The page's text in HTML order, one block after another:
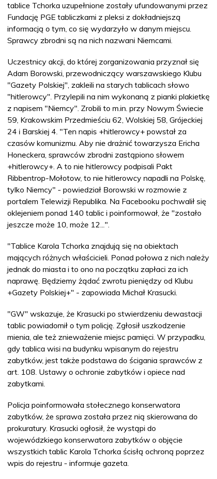
tablice Tchorka uzupełnione zostały ufundowanymi przez
Fundację PGE tabliczkami z pleksi z dokładniejszą
informacją o tym, co się wydarzyło w danym miejscu.
Sprawcy zbrodni są na nich nazwani Niemcami.
Uczestnicy akcji, do której zorganizowania przyznał się
Adam Borowski, przewodniczący warszawskiego Klubu
"Gazety Polskiej", zakleili na starych tablicach słowo
"hitlerowcy". Przylepili na nim wykonaną z pianki plakietkę
z napisem "Niemcy". Zrobili to m.in. przy Nowym Świecie
59, Krakowskim Przedmieściu 62, Wolskiej 58, Grójeckiej
24 i Barskiej 4. "Ten napis +hitlerowcy+ powstał za
czasów komunizmu. Aby nie drażnić towarzysza Ericha
Honeckera, sprawców zbrodni zastąpiono słowem
+hitlerowcy+. A to nie hitlerowcy podpisali Pakt
Ribbentrop-Mołotow, to nie hitlerowcy napadli na Polskę,
tylko Niemcy" - powiedział Borowski w rozmowie z
portalem Telewizji Republika. Na Facebooku pochwalił się
oklejeniem ponad 140 tablic i poinformował, że "zostało
jeszcze może 10, może 12...".
"Tablice Karola Tchorka znajdują się na obiektach
mających różnych właścicieli. Ponad połowa z nich należy
jednak do miasta i to ono na początku zapłaci za ich
naprawę. Będziemy żądać zwrotu pieniędzy od Klubu
+Gazety Polskiej+" - zapowiada Michał Krasucki.
"GW" wskazuje, że Krasucki po stwierdzeniu dewastacji
tablic powiadomił o tym policję. Zgłosił uszkodzenie
mienia, ale też znieważenie miejsc pamięci. W przypadku,
gdy tablica wisi na budynku wpisanym do rejestru
zabytków, jest także podstawa do ścigania sprawców z
art. 108. Ustawy o ochronie zabytków i opiece nad
zabytkami.
Policja poinformowała stołecznego konserwatora
zabytków, że sprawa została przez nią skierowana do
prokuratury. Krasucki ogłosił, że wystąpi do
wojewódzkiego konserwatora zabytków o objęcie
wszystkich tablic Karola Tchorka ścisłą ochroną poprzez
wpis do rejestru - informuje gazeta.